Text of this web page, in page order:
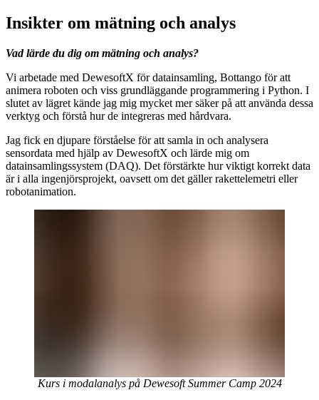
Insikter om mätning och analys
Vad lärde du dig om mätning och analys?
Vi arbetade med DewesoftX för datainsamling, Bottango för att
animera roboten och viss grundläggande programmering i Python. I
slutet av lägret kände jag mig mycket mer säker på att använda dessa
verktyg och förstå hur de integreras med hårdvara.
Jag fick en djupare förståelse för att samla in och analysera
sensordata med hjälp av DewesoftX och lärde mig om
datainsamlingssystem (DAQ). Det förstärkte hur viktigt korrekt data
är i alla ingenjörsprojekt, oavsett om det gäller rakettelemetri eller
robotanimation.
Kurs i modalanalys på Dewesoft Summer Camp 2024